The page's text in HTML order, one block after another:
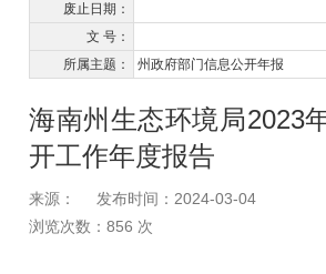
废止日期：
文 号：
所属主题：
州政府部门信息公开年报
海南州生态环境局2023
开工作年度报告
来源：
发布时间：2024-03-04
浏览次数：856 次